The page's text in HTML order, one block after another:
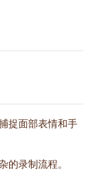
捉面部表情和手
的录制流程。